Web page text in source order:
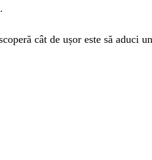
cât de ușor este să aduci